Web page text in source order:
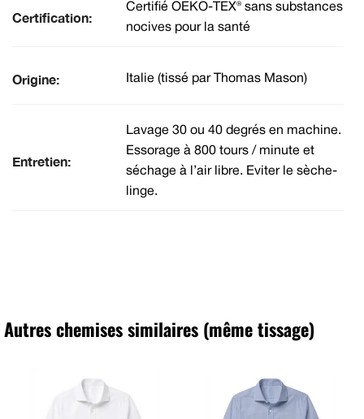
Certification:
Certifié OEKO-TEX® sans substances
nocives pour la santé
Origine: Italie (tissé par Thomas Mason)
Entretien:
Lavage 30 ou 40 degrés en machine.
Essorage à 800 tours / minute et
séchage à l’air libre. Eviter le sèche-
linge.
Autres chemises similaires (même tissage)